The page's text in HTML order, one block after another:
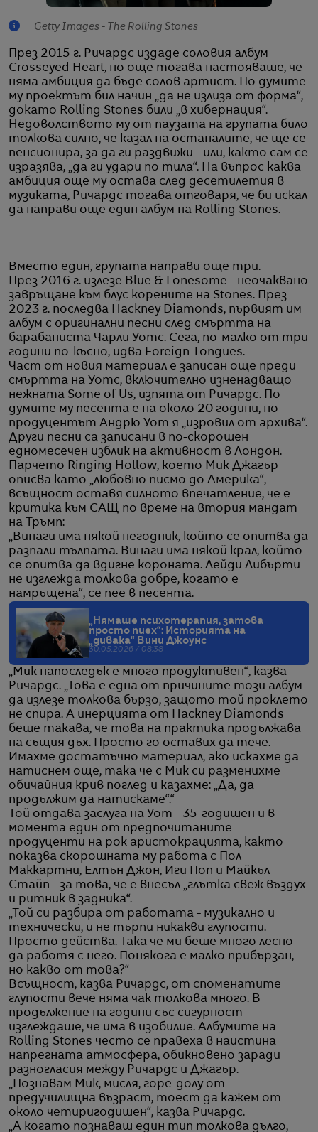
Getty Images - The Rolling Stones
През 2015 г. Ричардс издаде соловия албум
Crosseyed Heart, но още тогава настояваше, че
няма амбиция да бъде солов артист. По думите
му проектът бил начин „да не излиза от форма“,
докато Rolling Stones били „в хибернация“.
Недоволството му от паузата на групата било
толкова силно, че казал на останалите, че ще се
пенсионира, за да ги раздвижи - или, както сам се
изразява, „да ги удари по тила“. На въпрос каква
амбиция още му остава след десетилетия в
музиката, Ричардс тогава отговаря, че би искал
да направи още един албум на Rolling Stones.
Вместо един, групата направи още три.
През 2016 г. излезе Blue & Lonesome - неочаквано
завръщане към блус корените на Stones. През
2023 г. последва Hackney Diamonds, първият им
албум с оригинални песни след смъртта на
барабаниста Чарли Уотс. Сега, по-малко от три
години по-късно, идва Foreign Tongues.
Част от новия материал е записан още преди
смъртта на Уотс, включително изненадващо
нежната Some of Us, изпята от Ричардс. По
думите му песента е на около 20 години, но
продуцентът Андрю Уот я „изровил от архива“.
Други песни са записани в по-скорошен
едномесечен изблик на активност в Лондон.
Парчето Ringing Hollow, което Мик Джагър
описва като „любовно писмо до Америка“,
всъщност оставя силното впечатление, че е
критика към САЩ по време на втория мандат
на Тръмп:
„Винаги има някой негодник, който се опитва да
разпали тълпата. Винаги има някой крал, който
се опитва да вдигне короната. Лейди Либърти
не изглежда толкова добре, когато е
намръщена“, се пее в песента.
„Нямаше психотерапия, затова
просто пиех“: Историята на
„дивака“ Вини Джоунс
30.05.2026 / 08:38
„Мик напоследък е много продуктивен“, казва
Ричардс. „Това е една от причините този албум
да излезе толкова бързо, защото той проклето
не спира. А инерцията от Hackney Diamonds
беше такава, че това на практика продължава
на същия дъх. Просто го оставих да тече.
Имахме достатъчно материал, ако искахме да
натиснем още, така че с Мик си разменихме
обичайния крив поглед и казахме: „Да, да
продължим да натискаме“.“
Той отдава заслуга на Уот - 35-годишен и в
момента един от предпочитаните
продуценти на рок аристокрацията, както
показва скорошната му работа с Пол
Маккартни, Елтън Джон, Иги Поп и Майкъл
Стайп - за това, че е внесъл „глътка свеж въздух
и ритник в задника“.
„Той си разбира от работата - музикално и
технически, и не търпи никакви глупости.
Просто действа. Така че ми беше много лесно
да работя с него. Понякога е малко прибързан,
но какво от това?“
Всъщност, казва Ричардс, от споменатите
глупости вече няма чак толкова много. В
продължение на години със сигурност
изглеждаше, че има в изобилие. Албумите на
Rolling Stones често се правеха в наистина
напрегната атмосфера, обикновено заради
разногласия между Ричардс и Джагър.
„Познавам Мик, мисля, горе-долу от
предучилищна възраст, тоест да кажем от
около четиригодишен“, казва Ричардс.
„А когато познаваш един тип толкова дълго,